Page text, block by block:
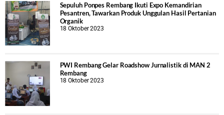
Sepuluh Ponpes Rembang Ikuti Expo Kemandirian
Pesantren, Tawarkan Produk Unggulan Hasil Pertanian
Organik
18 Oktober 2023
PWI Rembang Gelar Roadshow Jurnalistik di MAN 2
Rembang
18 Oktober 2023